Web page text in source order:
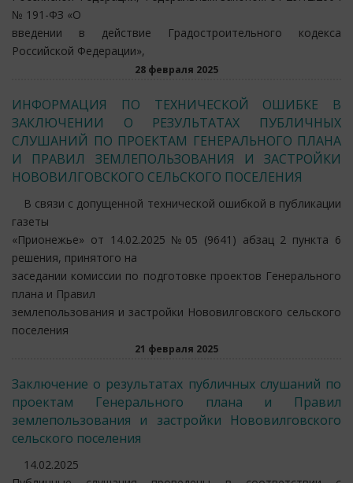
№ 191-ФЗ «О
введении в действие Градостроительного кодекса
Российской Федерации»,
28 февраля 2025
ИНФОРМАЦИЯ ПО ТЕХНИЧЕСКОЙ ОШИБКЕ В
ЗАКЛЮЧЕНИИ О РЕЗУЛЬТАТАХ ПУБЛИЧНЫХ
СЛУШАНИЙ ПО ПРОЕКТАМ ГЕНЕРАЛЬНОГО ПЛАНА
И ПРАВИЛ ЗЕМЛЕПОЛЬЗОВАНИЯ И ЗАСТРОЙКИ
НОВОВИЛГОВСКОГО СЕЛЬСКОГО ПОСЕЛЕНИЯ
В связи с допущенной технической ошибкой в публикации
газеты
«Прионежье» от 14.02.2025 №05 (9641) абзац 2 пункта 6
решения, принятого на
заседании комиссии по подготовке проектов Генерального
плана и Правил
землепользования и застройки Нововилговского сельского
поселения
21 февраля 2025
Заключение о результатах публичных слушаний по
проектам Генерального плана и Правил
землепользования и застройки Нововилговского
сельского поселения
14.02.2025